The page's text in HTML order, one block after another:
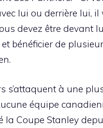
lui ou derrière lui, il
devez être devant
bénéficier de
s’attaquent à une
équipe
la Coupe Stanley